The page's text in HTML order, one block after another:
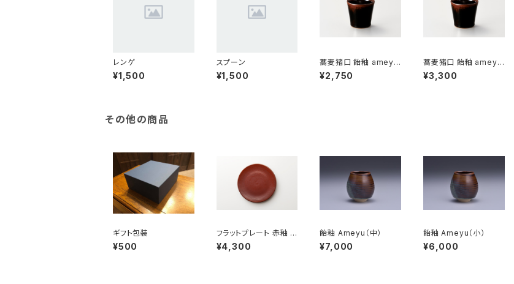
レンゲ
¥1,500
スプーン
¥1,500
蕎麦猪口 飴釉 ameyu
[小]
¥2,750
蕎麦猪口 飴釉 ameyu
[大]
¥3,300
その他の商品
ギフト包装
¥500
フラットプレート 赤釉 a
kayu（21cm）
¥4,300
飴釉 Ameyu（中）
¥7,000
飴釉 Ameyu（小）
¥6,000